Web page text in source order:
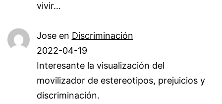
vivir…
Joseen Discriminación
2022-04-19
Interesante la visualización del
movilizador de estereotipos, prejuicios y
discriminación.